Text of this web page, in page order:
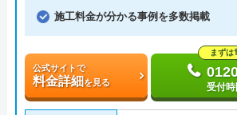
施工料金が分かる事例を多数掲載
公式サイトで
料金詳細を見る
まずは
受付